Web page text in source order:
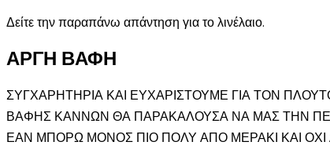
Δείτε την παραπάνω απάντηση για το λινέλαιο.
ΑΡΓΗ ΒΑΦΗ
ΣΥΓΧΑΡΗΤΗΡΙΑ ΚΑΙ ΕΥΧΑΡΙΣΤΟΥΜΕ ΓΙΑ ΤΟΝ
ΒΑΦΗΣ ΚΑΝΝΩΝ ΘΑ ΠΑΡΑΚΑΛΟΥΣΑ ΝΑ ΜΑΣ ΤΗΝ
ΕΑΝ ΜΠΟΡΩ ΜΟΝΟΣ ΠΙΟ ΠΟΛΥ ΑΠΟ ΜΕΡΑΚΙ ΚΑΙ